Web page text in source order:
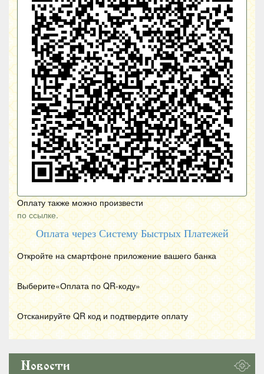
Оплату также можно произвести
по ссылке.
Оплата через Систему Быстрых Платежей
Откройте на смартфоне приложение вашего банка
Выберите«Оплата по QR-коду»
Отсканируйте QR код и подтвердите оплату
Новости